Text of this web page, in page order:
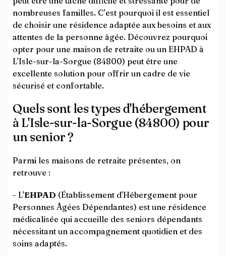
nombreuses familles. C'est pourquoi il est essentiel
de choisir une résidence adaptée aux besoins et aux
attentes de la personne âgée. Découvrez pourquoi
opter pour une maison de retraite ou un EHPAD à
L'Isle-sur-la-Sorgue (84800) peut être une
excellente solution pour offrir un cadre de vie
sécurisé et confortable.
Quels sont les types d'hébergement
à L'Isle-sur-la-Sorgue (84800) pour
un senior ?
Parmi les maisons de retraite présentes, on
retrouve :
- L'EHPAD (Établissement d'Hébergement pour
Personnes Âgées Dépendantes) est une résidence
médicalisée qui accueille des seniors dépendants
nécessitant un accompagnement quotidien et des
soins adaptés.